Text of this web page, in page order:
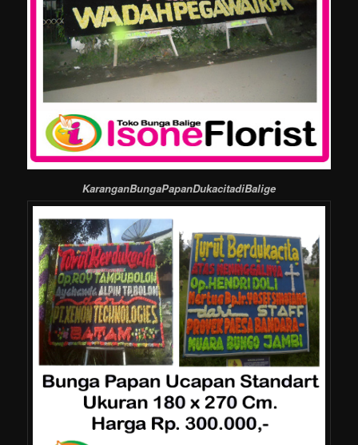
KaranganBungaPapanDukacitadiBalige